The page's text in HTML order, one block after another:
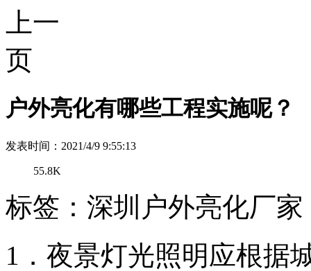
户外亮化有哪些工程实施呢？
发表时间：2021/4/9 9:55:13
55.8K
标签：深圳户外亮化厂家
1．夜景灯光照明应根据